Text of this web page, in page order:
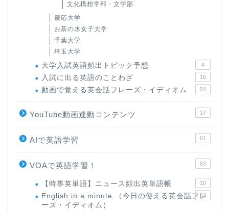
文化構想学部・文学部
慶応大学
お茶の水女子大学
千葉大学
埼玉大学
大学入試英語頻出トピック予想 4
入試に出る英語のことわざ 16
動画で覚える英会話フレーズ・イディオム 54
YouTube動画連動コンテンツ 17
AIで英語学習 61
VOAで英語学習！ 83
【時事英単語】ニュース頻出英単語帳 10
English in a minute （今日の使える英会話フレ
ーズ・イディオム）
63